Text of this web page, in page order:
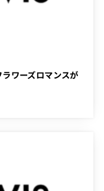
ワーズロマンスが